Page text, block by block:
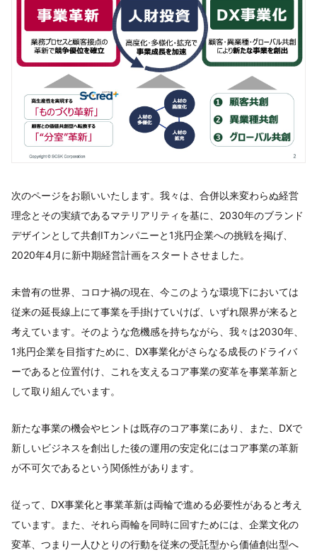
次のページをお願いいたします。我々は、合併以来変わらぬ経営
理念とその実績であるマテリアリティを基に、2030年のブランド
デザインとして共創ITカンパニーと1兆円企業への挑戦を掲げ、
2020年4月に新中期経営計画をスタートさせました。
未曾有の世界、コロナ禍の現在、今このような環境下においては
従来の延長線上にて事業を手掛けていけば、いずれ限界が来ると
考えています。そのような危機感を持ちながら、我々は2030年、
1兆円企業を目指すために、DX事業化がさらなる成長のドライバ
ーであると位置付け、これを支えるコア事業の変革を事業革新と
して取り組んでいます。
新たな事業の機会やヒントは既存のコア事業にあり、また、DXで
新しいビジネスを創出した後の運用の安定化にはコア事業の革新
が不可欠であるという関係性があります。
従って、DX事業化と事業革新は両輪で進める必要性があると考え
ています。また、それら両輪を同時に回すためには、企業文化の
変革、つまり一人ひとりの行動を従来の受託型から価値創出型へ